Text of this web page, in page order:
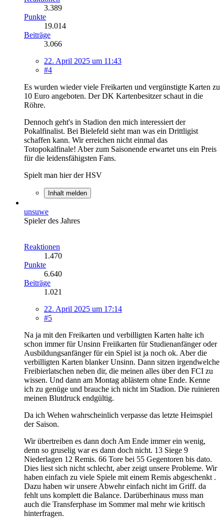
3.389
Punkte
19.014
Beiträge
3.066
22. April 2025 um 11:43
#4
Es wurden wieder viele Freikarten und vergünstigte Karten zu
10 Euro angeboten. Der DK Kartenbesitzer schaut in die
Röhre.
Dennoch geht's in Stadion den mich interessiert der
Pokalfinalist. Bei Bielefeld sieht man was ein Drittligist
schaffen kann. Wir erreichen nicht einmal das
Totopokalfinale! Aber zum Saisonende erwartet uns ein Preis
für die leidensfähigsten Fans.
Spielt man hier der HSV
Inhalt melden
unsuwe
Spieler des Jahres
Reaktionen
1.470
Punkte
6.640
Beiträge
1.021
22. April 2025 um 17:14
#5
Na ja mit den Freikarten und verbilligten Karten halte ich
schon immer für Unsinn Freiikarten für Studienanfänger oder
Ausbildungsanfänger für ein Spiel ist ja noch ok. Aber die
verbilligten Karten blanker Unsinn. Dann sitzen irgendwelche
Freibierlatschen neben dir, die meinen alles über den FCI zu
wissen. Und dann am Montag ablästern ohne Ende. Kenne
ich zu genüge und brauche ich nicht im Stadion. Die ruinieren
meinen Blutdruck endgültig.
Da ich Wehen wahrscheinlich verpasse das letzte Heimspiel
der Saison.
Wir übertreiben es dann doch Am Ende immer ein wenig,
denn so gruselig war es dann doch nicht. 13 Siege 9
Niederlagen 12 Remis. 66 Tore bei 55 Gegentoren bis dato.
Dies liest sich nicht schlecht, aber zeigt unsere Probleme. Wir
haben einfach zu viele Spiele mit einem Remis abgeschenkt .
Dazu haben wir unsere Abwehr einfach nicht im Griff. da
fehlt uns komplett die Balance. Darüberhinaus muss man
auch die Transferphase im Sommer mal mehr wie kritisch
hinterfragen.